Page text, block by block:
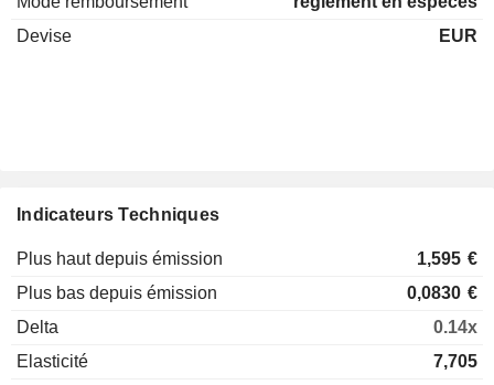
Devise
EUR
Indicateurs Techniques
Plus haut depuis émission 1,595 €
Plus bas depuis émission
0,0830 €
Delta
0.14x
Elasticité
7,705